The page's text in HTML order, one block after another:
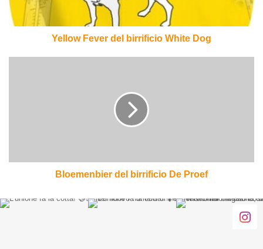
Yellow Fever del birrificio White Dog
Bloemenbier del birrificio De Proef